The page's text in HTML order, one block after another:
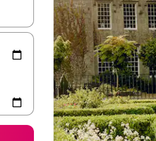
os usando as seta para cima